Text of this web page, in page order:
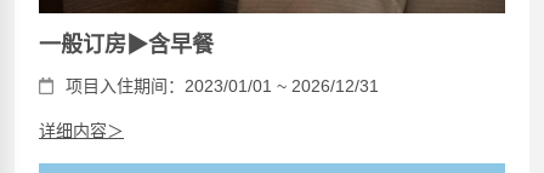
一般订房▶含早餐
项目入住期间：2023/01/01 ~ 2026/12/31
详细内容＞